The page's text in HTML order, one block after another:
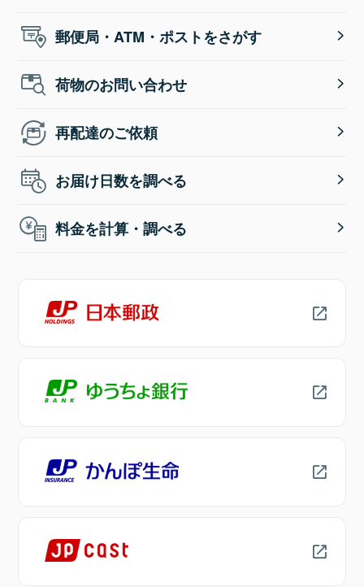
郵便局・ATM・ポストをさがす
荷物のお問い合わせ
再配達のご依頼
お届け日数を調べる
料金を計算・調べる